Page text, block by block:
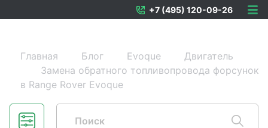
+7 (495) 120-09-26
Главная Блог Evoque
Двигатель
Замена обратного топливопровода форсунок
в Range Rover Evoque